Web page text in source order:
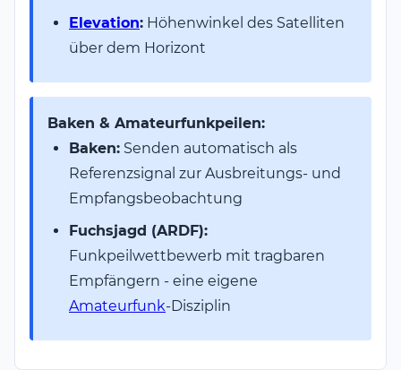
Elevation: Höhenwinkel des Satelliten
über dem Horizont
Baken & Amateurfunkpeilen:
Baken: Senden automatisch als
Referenzsignal zur Ausbreitungs- und
Empfangsbeobachtung
Fuchsjagd (ARDF):
Funkpeilwettbewerb mit tragbaren
Empfängern - eine eigene
Amateurfunk-Disziplin